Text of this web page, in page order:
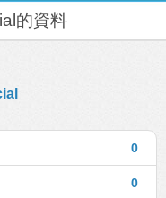
的資料
0
0